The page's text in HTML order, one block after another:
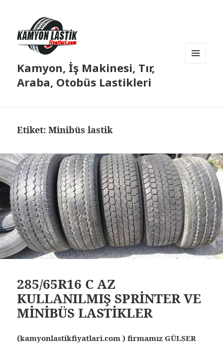
Kamyon, İş Makinesi, Tır,
Araba, Otobüs Lastikleri
Etiket:Minibüs lastik
285/65R16 C AZ
KULLANILMIŞ SPRİNTER VE
MİNİBÜS LASTİKLER
(kamyonlastikfiyatlari.com ) firmamız GÜLSER